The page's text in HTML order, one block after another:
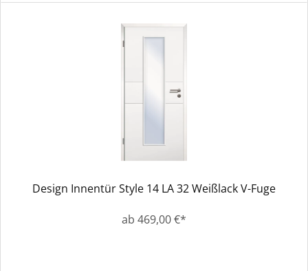
Design Innentür Style 14 LA 32 Weißlack V-Fuge
ab 469,00 €*